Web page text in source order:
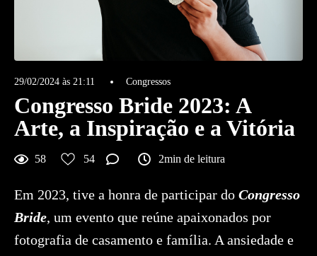
29/02/2024 às 21:11 Congressos
Congresso Bride 2023: A
Arte, a Inspiração e a Vitória
58 54 2min de leitura
Em 2023, tive a honra de participar do Congresso
Bride, um evento que reúne apaixonados por
fotografia de casamento e família. A ansiedade e